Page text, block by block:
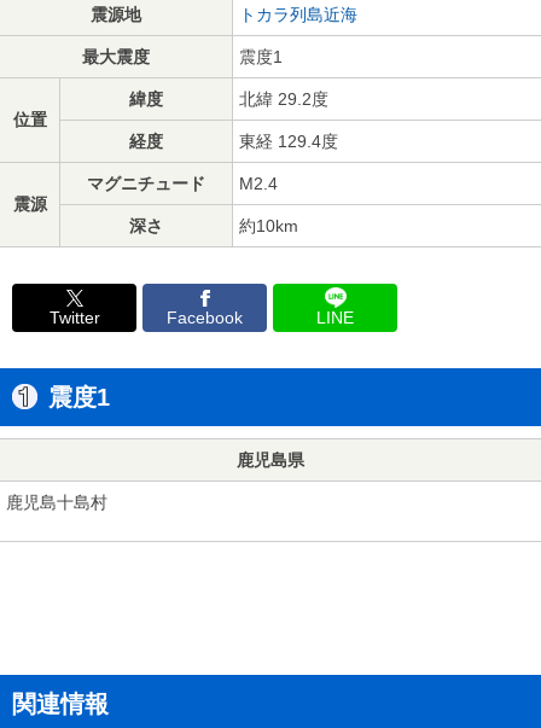
震源地 トカラ列島近海
最大震度 震度1
位置
緯度 北緯 29.2度
経度 東経 129.4度
震源
マグニチュード M2.4
深さ 約10km
Twitter Facebook LINE
震度1
鹿児島県
鹿児島十島村
関連情報